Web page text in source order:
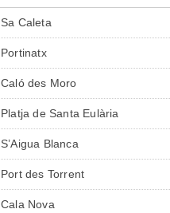
Sa Caleta
Portinatx
Caló des Moro
Platja de Santa Eulària
S’Aigua Blanca
Port des Torrent
Cala Nova